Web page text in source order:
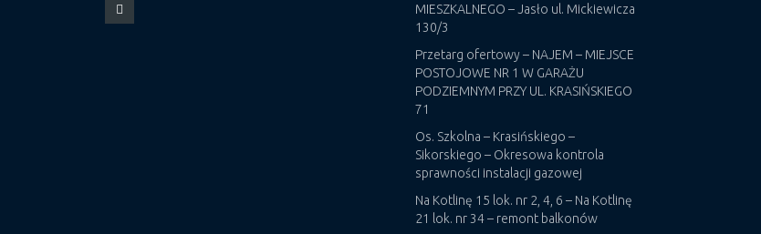
MIESZKALNEGO – Jasło ul. Mickiewicza
130/3
Przetarg ofertowy – NAJEM – MIEJSCE
POSTOJOWE NR 1 W GARAŻU
PODZIEMNYM PRZY UL. KRASIŃSKIEGO
71
Os. Szkolna – Krasińskiego –
Sikorskiego – Okresowa kontrola
sprawności instalacji gazowej
Na Kotlinę 15 lok. nr 2, 4, 6 – Na Kotlinę
21 lok. nr 34 – remont balkonów